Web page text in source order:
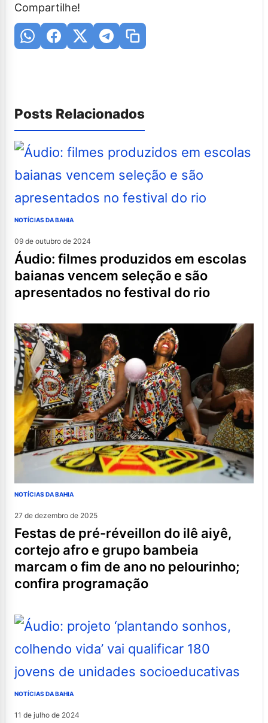
Compartilhe!
Posts Relacionados
NOTÍCIAS DA BAHIA
09 de outubro de 2024
áudio: filmes produzidos em escolas
baianas vencem seleção e são
apresentados no festival do rio
NOTÍCIAS DA BAHIA
27 de dezembro de 2025
festas de pré-réveillon do ilê aiyê,
cortejo afro e grupo bambeia
marcam o fim de ano no pelourinho;
confira programação
NOTÍCIAS DA BAHIA
11 de julho de 2024